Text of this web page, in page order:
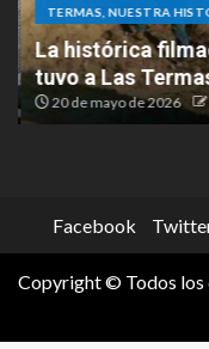
TERMAS, NUESTRA
La histórica
tuvo a Las
20 de mayo de 2026
Facebook
Copyright © Todos los